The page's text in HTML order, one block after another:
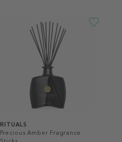
RITUALS
Precious Amber Fragrance